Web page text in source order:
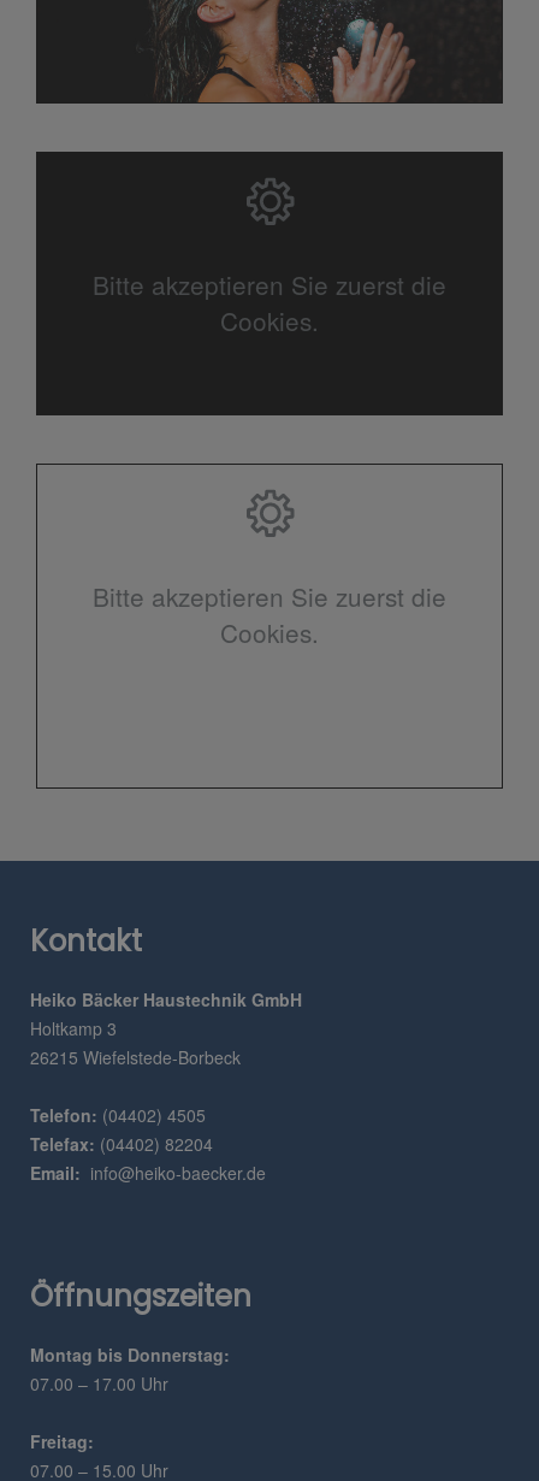
Bitte akzeptieren Sie zuerst die
Cookies.
Bitte akzeptieren Sie zuerst die
Cookies.
Kontakt
Heiko Bäcker Haustechnik GmbH
Holtkamp 3
26215 Wiefelstede-Borbeck
Telefon: (04402) 4505
Telefax: (04402) 82204
Email: info@heiko-baecker.de
Öffnungszeiten
Montag bis Donnerstag:
07.00 – 17.00 Uhr
Freitag:
07.00 – 15.00 Uhr